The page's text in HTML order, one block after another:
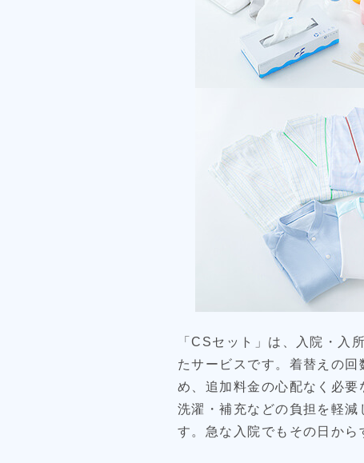
「CSセット」は、入院・入
たサービスです。着替えの
め、追加料金の心配なく必
洗濯・補充などの負担を軽
す。急な入院でもその日から